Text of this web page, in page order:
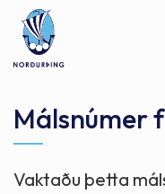
Leita
Málsnúmer
Vaktaðu þetta